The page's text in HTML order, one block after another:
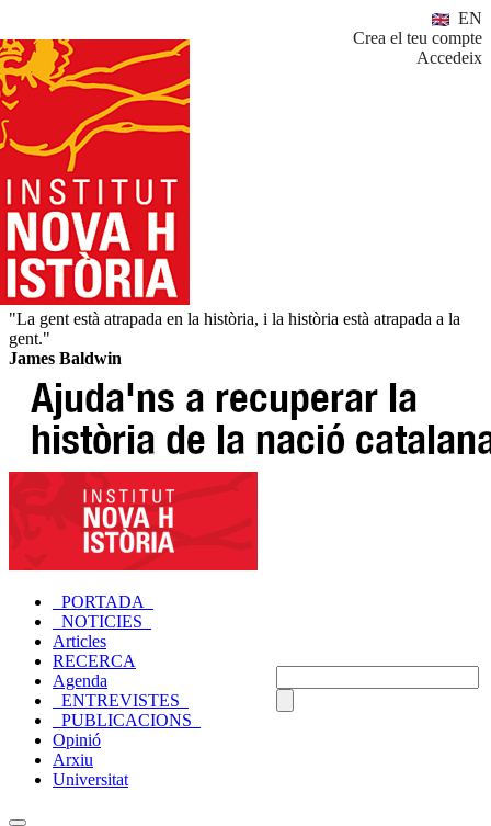
EN
Crea el teu compte
Accedeix
"La gent està atrapada en la història, i la història està atrapada a la
gent."
James Baldwin
_PORTADA_
_NOTICIES_
Articles
RECERCA
Agenda
_ENTREVISTES_
_PUBLICACIONS_
Opinió
Arxiu
Universitat